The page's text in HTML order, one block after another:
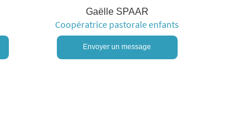
Gaëlle SPAAR
Coopératrice pastorale enfants
Envoyer un message